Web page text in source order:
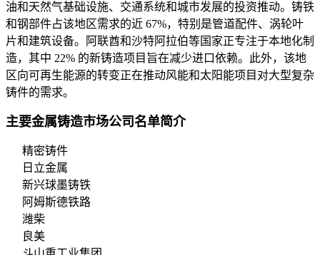
油和天然气基础设施、交通系统和城市发展的投资推动。铸铁
和钢部件占该地区需求的近 67%，特别是管道配件、涡轮叶
片和建筑设备。阿联酋和沙特阿拉伯等国家正专注于本地化制
造，其中 22% 的新铸造项目旨在减少进口依赖。此外，该地
区向可再生能源的转变正在推动风能和太阳能项目对大型复杂
铸件的需求。
主要金属铸造市场公司名单简介
精密铸件
日立金属
新兴球墨铸铁
阿姆斯德铁路
潍柴
良美